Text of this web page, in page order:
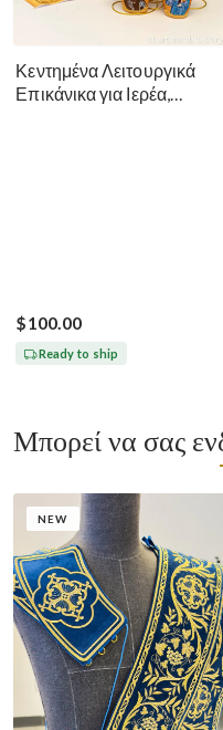
Κεντημένα Λειτουργικά
Επικάνικα για Ιερέα,
$100.00
Ready to ship
Μπορεί να σας
NEW